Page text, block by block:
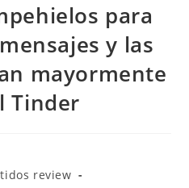
para
y las
mayormente
Tinder
review